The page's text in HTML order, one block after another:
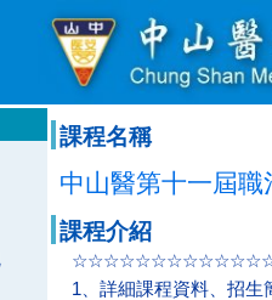
課程名稱
中山醫第十一屆
課程介紹
1、詳細課程資料、招生